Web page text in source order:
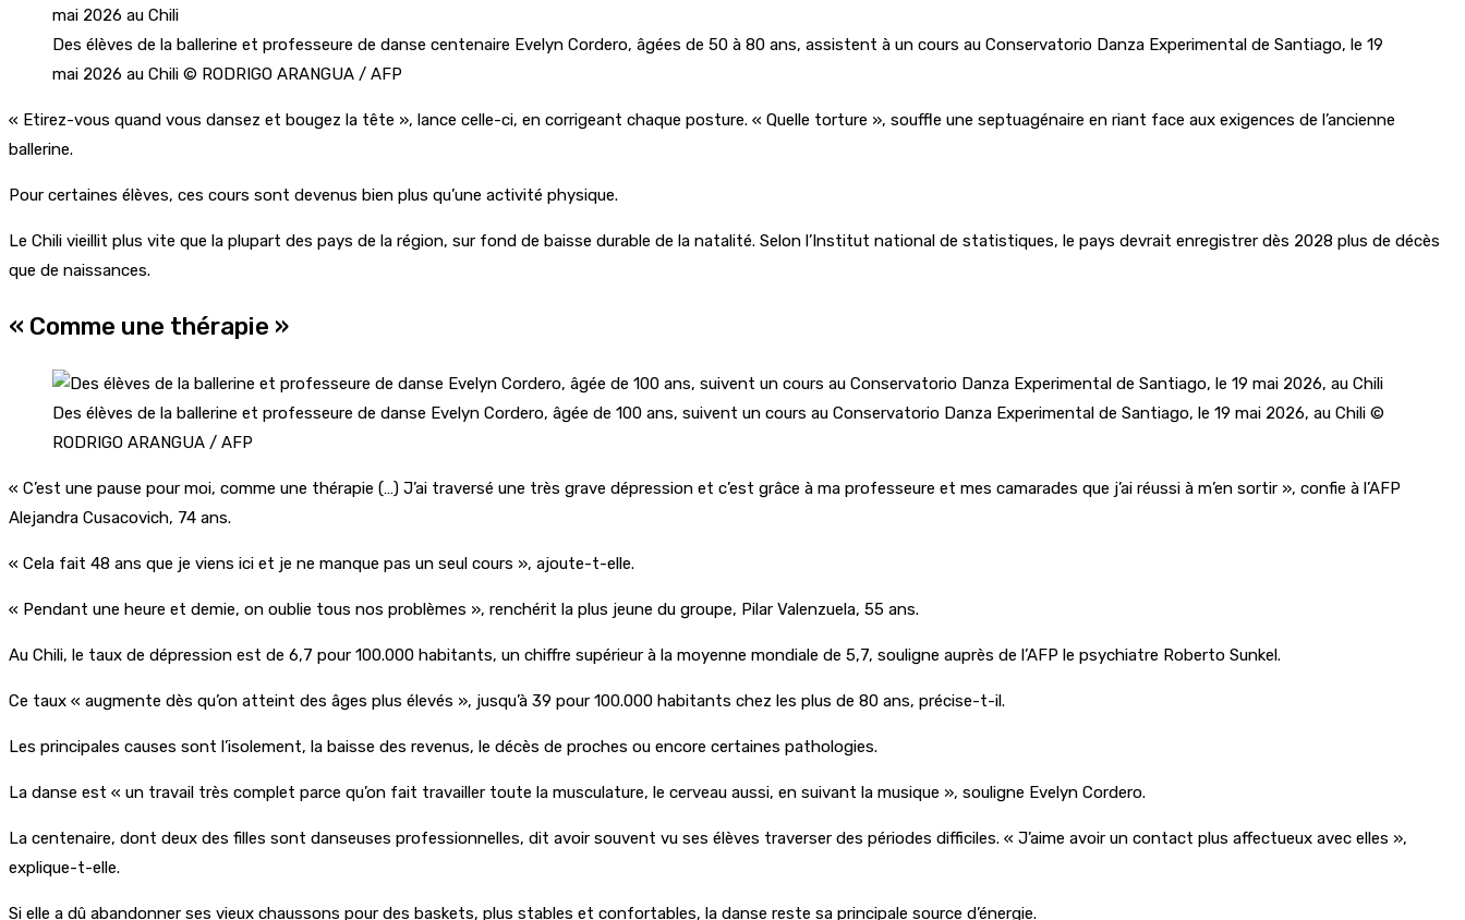
Des élèves de la ballerine et professeure de danse centenaire Evelyn Cordero, âgées de 50 à 80 ans, assistent à un cours au Conservatorio Danza Experimental de Santiago, le 19
mai 2026 au Chili © RODRIGO ARANGUA / AFP
« Etirez-vous quand vous dansez et bougez la tête », lance celle-ci, en corrigeant chaque posture. « Quelle torture », souffle une septuagénaire en riant face aux exigences de l’ancienne
ballerine.
Pour certaines élèves, ces cours sont devenus bien plus qu’une activité physique.
Le Chili vieillit plus vite que la plupart des pays de la région, sur fond de baisse durable de la natalité. Selon l’Institut national de statistiques, le pays devrait enregistrer dès 2028 plus de décès
que de naissances.
« Comme une thérapie »
Des élèves de la ballerine et professeure de danse Evelyn Cordero, âgée de 100 ans, suivent un cours au Conservatorio Danza Experimental de Santiago, le 19 mai 2026, au Chili ©
RODRIGO ARANGUA / AFP
« C’est une pause pour moi, comme une thérapie (…) J’ai traversé une très grave dépression et c’est grâce à ma professeure et mes camarades que j’ai réussi à m’en sortir », confie à l’AFP
Alejandra Cusacovich, 74 ans.
« Cela fait 48 ans que je viens ici et je ne manque pas un seul cours », ajoute-t-elle.
« Pendant une heure et demie, on oublie tous nos problèmes », renchérit la plus jeune du groupe, Pilar Valenzuela, 55 ans.
Au Chili, le taux de dépression est de 6,7 pour 100.000 habitants, un chiffre supérieur à la moyenne mondiale de 5,7, souligne auprès de l’AFP le psychiatre Roberto Sunkel.
Ce taux « augmente dès qu’on atteint des âges plus élevés », jusqu’à 39 pour 100.000 habitants chez les plus de 80 ans, précise-t-il.
Les principales causes sont l’isolement, la baisse des revenus, le décès de proches ou encore certaines pathologies.
La danse est « un travail très complet parce qu’on fait travailler toute la musculature, le cerveau aussi, en suivant la musique », souligne Evelyn Cordero.
La centenaire, dont deux des filles sont danseuses professionnelles, dit avoir souvent vu ses élèves traverser des périodes difficiles. « J’aime avoir un contact plus affectueux avec elles »,
explique-t-elle.
Si elle a dû abandonner ses vieux chaussons pour des baskets, plus stables et confortables, la danse reste sa principale source d’énergie.